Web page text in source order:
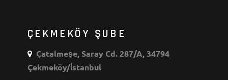
ÇEKMEKÖY ŞUBE
Çatalmeşe, Saray Cd. 287/A, 34794
Çekmeköy/İstanbul